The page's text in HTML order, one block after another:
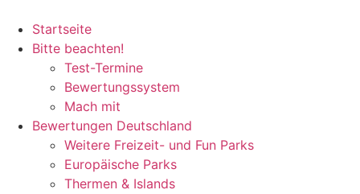
Startseite
Bitte beachten!
Test-Termine
Bewertungssystem
Mach mit
Bewertungen Deutschland
Weitere Freizeit- und Fun Parks
Europäische Parks
Thermen & Islands